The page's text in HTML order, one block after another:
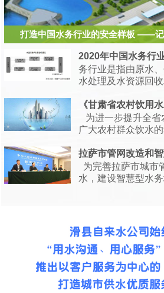
打造中国水务行业的安全样板 ——
2020年中国水务行
务行业是指由原水
水处理及水资源回
生活的...
《甘肃省农村饮用
为进一步提升全省
广大农村群众饮水
拉萨市管网改造和
为完善拉萨市城市
水，建设智慧型水